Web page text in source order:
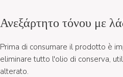
Ανεξάρτητο τόνου με
Prima di consumare il prodotto è
eliminare tutto l'olio di conserva,
alterato.